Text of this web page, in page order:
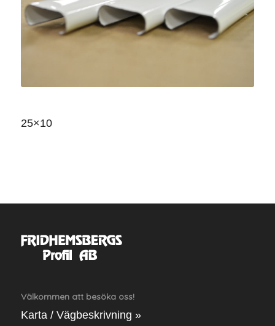
C-underlist
25×10
Välkommen att besöka oss!
Karta / Vägbeskrivning »